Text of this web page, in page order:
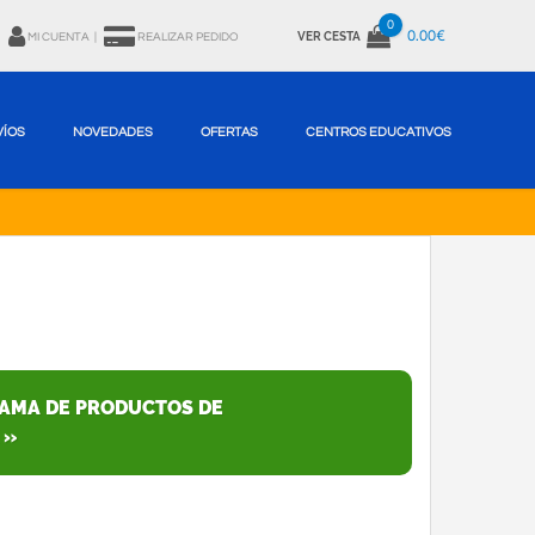
MI CUENTA REALIZAR PEDIDO VER CESTA
0
0.00€
NOVEDADES OFERTAS CENTROS EDUCATIVOS
DE PRODUCTOS DE
»